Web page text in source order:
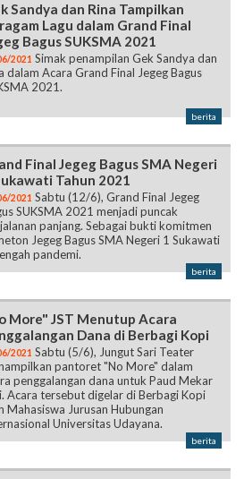
Sandya dan Rina Tampilkan
Lagu dalam Grand Final
Bagus SUKSMA 2021
2021 Simak penampilan Gek Sandya dan
dalam Acara Grand Final Jegeg Bagus
2021.
berita
Final Jegeg Bagus SMA Negeri
Tahun 2021
2021 Sabtu (12/6), Grand Final Jegeg
SUKSMA 2021 menjadi puncak
panjang. Sebagai bukti komitmen
Jegeg Bagus SMA Negeri 1 Sukawati
pandemi.
berita
More" JST Menutup Acara
Dana di Berbagi Kopi
2021 Sabtu (5/6), Jungut Sari Teater
pantoret "No More" dalam
penggalangan dana untuk Paud Mekar
Acara tersebut digelar di Berbagi Kopi
Mahasiswa Jurusan Hubungan
Universitas Udayana.
berita